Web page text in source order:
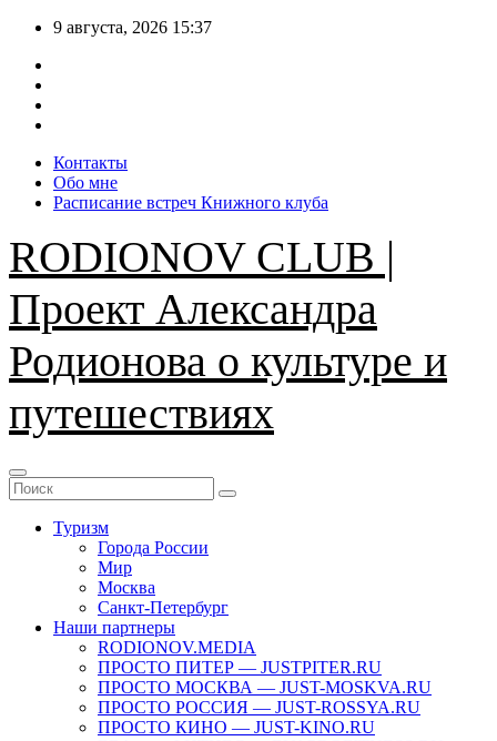
Перейти
содержимому
9 августа, 2026 15:37
Контакты
Обо мне
Расписание встреч Книжного клуба
RODIONOV CLUB |
Проект Александра
Родионова о культуре и
путешествиях
Туризм
Города России
Мир
Москва
Санкт-Петербург
Наши партнеры
RODIONOV.MEDIA
ПРОСТО ПИТЕР — JUSTPITER.RU
ПРОСТО МОСКВА — JUST-MOSKVA.RU
ПРОСТО РОССИЯ — JUST-ROSSYA.RU
ПРОСТО КИНО — JUST-KINO.RU